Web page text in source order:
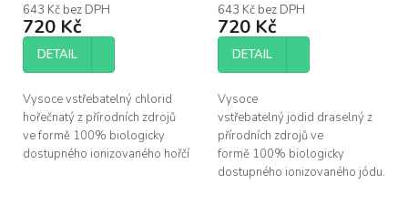
643 Kč bez DPH
720 Kč
DETAIL
Vysoce vstřebatelný chlorid
hořečnatý z přírodních zdrojů
ve formě 100% biologicky
dostupného ionizovaného hořčíku.
643 Kč bez DPH
720 Kč
DETAIL
Vysoce
vstřebatelný jodid draselný z
přírodních zdrojů ve
formě 100% biologicky
dostupného ionizovaného jódu.